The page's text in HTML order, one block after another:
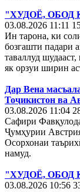
"ХУДОЁ, ОБОД
03.08.2026 11:11
Ин тарона, ки
бозгашти падари
таваллуд
як орзуи ширин
Дар Вена
Тоҷикистон ва
03.08.2026 11:04
Сафири
Ҷумҳурии
Осорхонаи
намуд.
"ХУДОЁ, ОБОД
03.08.2026 10:56